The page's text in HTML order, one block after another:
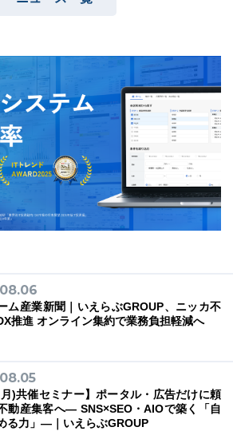
ム産業新聞｜いえらぶGROUP、ニッカ不
推進 オンライン集約で業務負担軽減へ
月)共催セミナー】ポータル・広告だけに頼
動産集客へ― SNS×SEO・AIOで築く「自
る力」―｜いえらぶGROUP